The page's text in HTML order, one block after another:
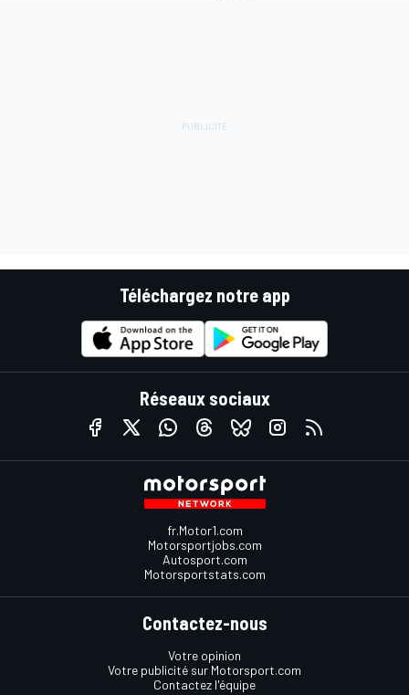
Téléchargez notre app
Réseaux sociaux
fr.Motor1.com
Motorsportjobs.com
Autosport.com
Motorsportstats.com
Contactez-nous
Votre opinion
Votre publicité sur Motorsport.com
Contactez l'équipe